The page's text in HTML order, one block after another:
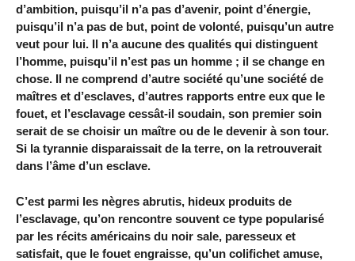
d’ambition, puisqu’il n’a pas d’avenir, point d’énergie,
puisqu’il n’a pas de but, point de volonté, puisqu’un autre
veut pour lui. Il n’a aucune des qualités qui distinguent
l’homme, puisqu’il n’est pas un homme ; il se change en
chose. Il ne comprend d’autre société qu’une société de
maîtres et d’esclaves, d’autres rapports entre eux que le
fouet, et l’esclavage cessât-il soudain, son premier soin
serait de se choisir un maître ou de le devenir à son tour.
Si la tyrannie disparaissait de la terre, on la retrouverait
dans l’âme d’un esclave.
C’est parmi les nègres abrutis, hideux produits de
l’esclavage, qu’on rencontre souvent ce type popularisé
par les récits américains du noir sale, paresseux et
satisfait, que le fouet engraisse, qu’un colifichet amuse,